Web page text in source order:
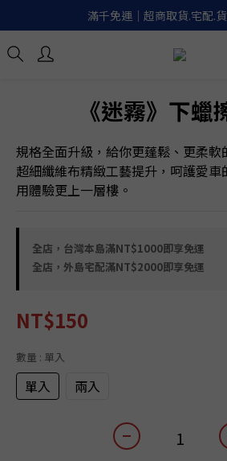
滿千免運｜超商取貨.宅配.
滿千免運｜超商取貨.宅配.
Apple.LinePay｜信用卡６
滿千免運｜超商取貨.宅配.
《迷霧》下蠟
規格全面升級，給你更蓬鬆、更柔軟
超細纖維布精緻工藝提升，呵護愛
用體驗更上一層樓。
全店，台灣本島滿NT$1000即享免運
全店，外島宅配滿NT$2000即享免運
NT$150
數量 : 單入
單入 兩入